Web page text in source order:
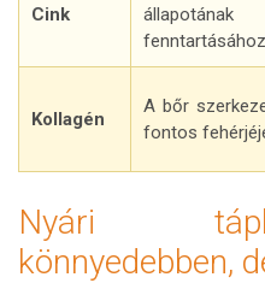
Cink
állapotának
Kollagén
A bőr
fontos
Nyári
könnyedebben,